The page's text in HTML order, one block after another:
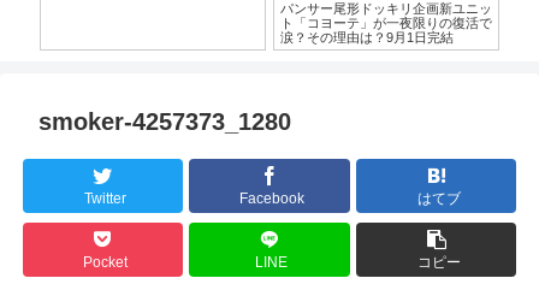
パンサー尾形ドッキリ企画新ユニッ
ト「コヨーテ」が一夜限りの復活で
涙？その理由は？9月1日完結
smoker-4257373_1280
Twitter Facebook はてブ
Pocket LINE コピー